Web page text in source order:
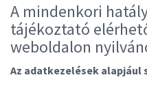
A mindenkori
tájékoztató
weboldalon
Az adatkezelések